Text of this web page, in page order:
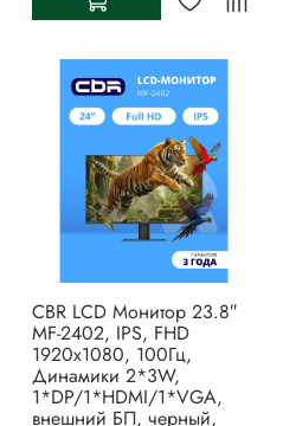
CBR LCD Монитор 23.8″
MF-2402, IPS, FHD
1920x1080, 100Гц,
Динамики 2*3W,
1*DP/1*HDMI/1*VGA,
внешний БП, черный,